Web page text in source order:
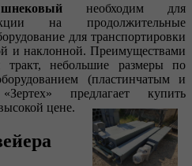
шнековый необходим для
на продолжительные
для транспортировки
и наклонной. Преимуществами
тракт, небольшие размеры по
(пластинчатым и
предлагает купить
цене.